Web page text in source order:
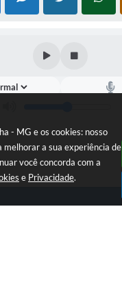
- MG e os cookies: nosso
melhorar a sua experiência de
você concorda com a
e Privacidade.